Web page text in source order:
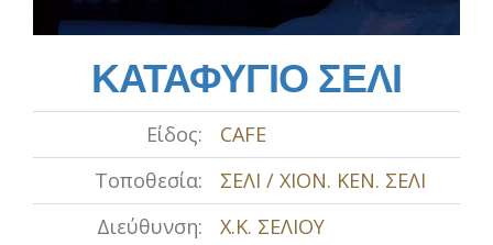
ΚΑΤΑΦΥΓΙΟ ΣΕΛΙ
Είδος:
CAFE
Τοποθεσία:
ΣΕΛΙ / ΧΙΟΝ. ΚΕΝ. ΣΕΛΙ
Διεύθυνση:
Χ.Κ. ΣΕΛΙΟΥ